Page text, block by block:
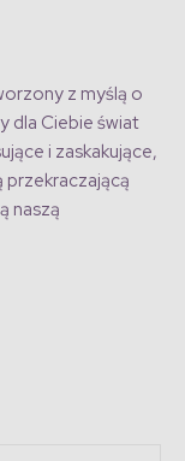
z myślą o
dla Ciebie świat
i zaskakujące,
przekraczającą
naszą